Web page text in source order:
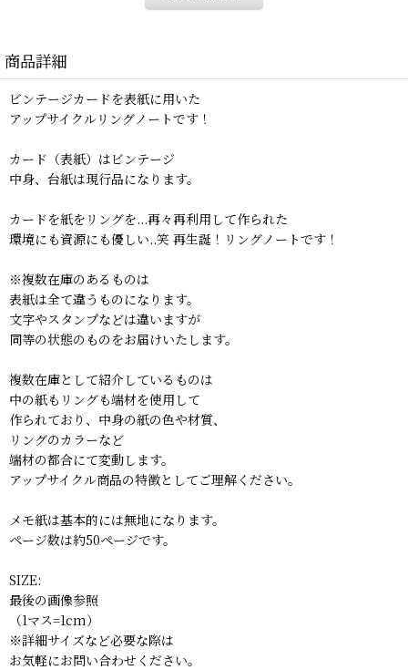
商品詳細
ビンテージカードを表紙に用いた
アップサイクルリングノートです！
カード（表紙）はビンテージ
中身、台紙は現行品になります。
カードを紙をリングを...再々再利用して作られた
環境にも資源にも優しい..笑 再生誕！リングノートです！
※複数在庫のあるものは
表紙は全て違うものになります。
文字やスタンプなどは違いますが
同等の状態のものをお届けいたします。
複数在庫として紹介しているものは
中の紙もリングも端材を使用して
作られており、中身の紙の色や材質、
リングのカラーなど
端材の都合にて変動します。
アップサイクル商品の特徴としてご理解ください。
メモ紙は基本的には無地になります。
ページ数は約50ページです。
SIZE:
最後の画像参照
（1マス=1cm）
※詳細サイズなど必要な際は
お気軽にお問い合わせください。